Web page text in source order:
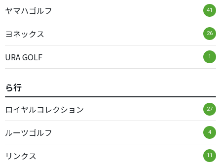
ヤマハゴルフ 41
ヨネックス 26
URA GOLF 1
ら行
ロイヤルコレクション 27
ルーツゴルフ 4
リンクス 11